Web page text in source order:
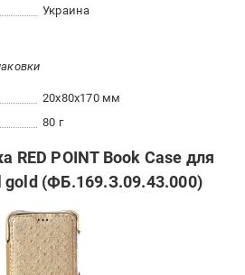
Украина
20x80x170 мм
80 г
POINT Book Case для
gold (ФБ.169.З.09.43.000)